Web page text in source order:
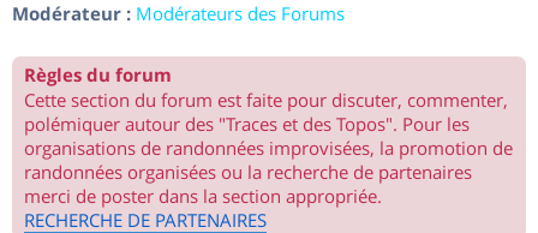
Modérateur : Modérateurs des Forums
Règles du forum
Cette section du forum est faite pour discuter, commenter,
polémiquer autour des "Traces et des Topos". Pour les
organisations de randonnées improvisées, la promotion de
randonnées organisées ou la recherche de partenaires
merci de poster dans la section appropriée.
RECHERCHE DE PARTENAIRES